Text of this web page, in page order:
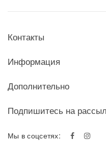
Контакты
Информация
Дополнительно
Подпишитесь на
Мы в соцсетях: